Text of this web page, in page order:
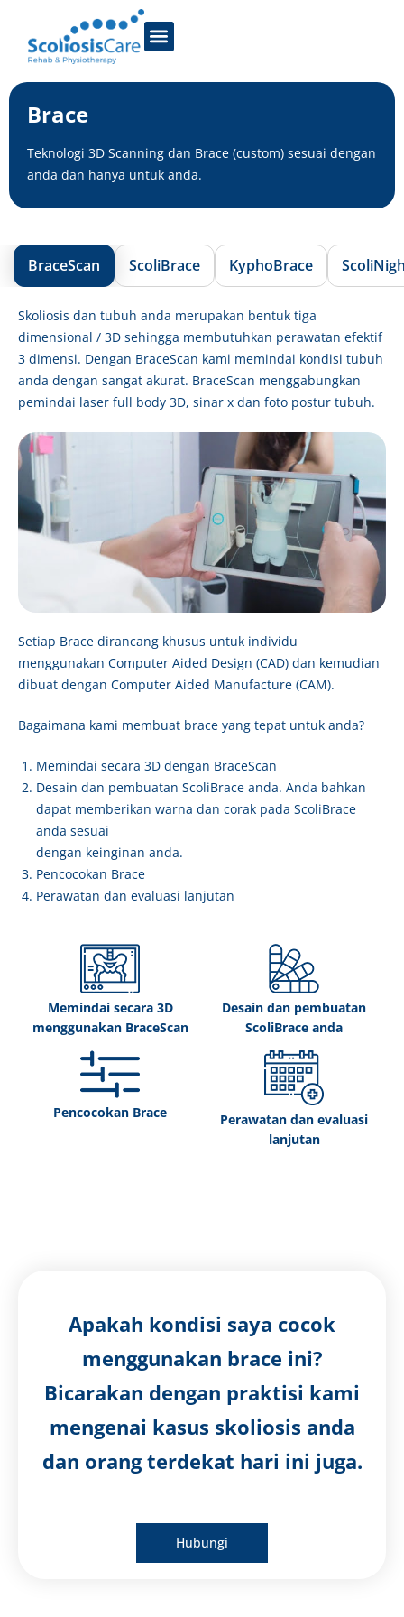
Brace
Teknologi 3D Scanning dan Brace (custom) sesuai dengan
anda dan hanya untuk anda.
BraceScan ScoliBrace KyphoBrace
Skoliosis dan tubuh anda merupakan bentuk tiga
dimensional / 3D sehingga membutuhkan perawatan efektif
3 dimensi. Dengan BraceScan kami memindai kondisi tubuh
anda dengan sangat akurat. BraceScan menggabungkan
pemindai laser full body 3D, sinar x dan foto postur tubuh.
Setiap Brace dirancang khusus untuk individu
menggunakan Computer Aided Design (CAD) dan kemudian
dibuat dengan Computer Aided Manufacture (CAM).
Bagaimana kami membuat brace yang tepat untuk anda?
Memindai secara 3D dengan BraceScan
Desain dan pembuatan ScoliBrace anda. Anda bahkan
dapat memberikan warna dan corak pada ScoliBrace
anda sesuai
dengan keinginan anda.
Pencocokan Brace
Perawatan dan evaluasi lanjutan
Memindai secara 3D
menggunakan BraceScan
Desain dan pembuatan
ScoliBrace anda
Pencocokan Brace
Perawatan dan evaluasi
lanjutan
Apakah kondisi saya cocok
menggunakan brace ini?
Bicarakan dengan praktisi kami
mengenai kasus skoliosis anda
dan orang terdekat hari ini juga.
Hubungi